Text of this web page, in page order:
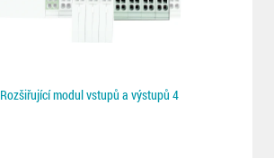
Rozšiřující modul vstupů a výstupů 4